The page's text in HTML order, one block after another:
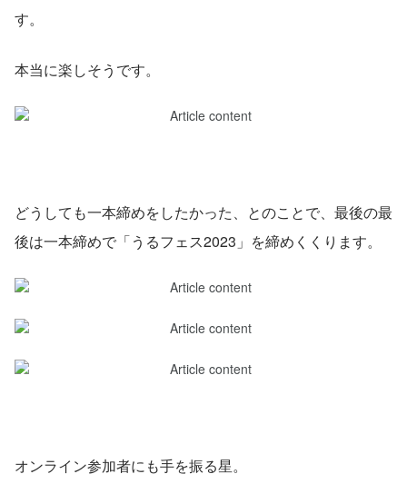
す。
本当に楽しそうです。
どうしても一本締めをしたかった、とのことで、最後の最
後は一本締めで「うるフェス2023」を締めくくります。
オンライン参加者にも手を振る星。